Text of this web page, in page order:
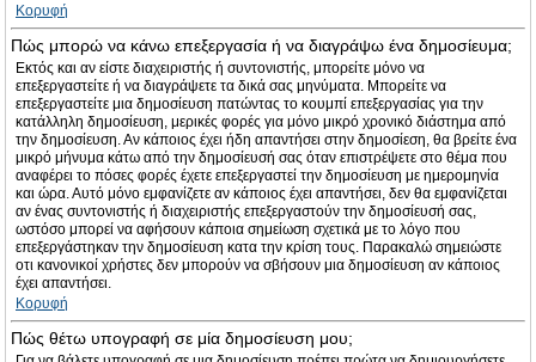
Κορυφή
Πώς μπορώ να κάνω επεξεργασία ή να διαγράψω ένα δημοσίευμα;
Εκτός και αν είστε διαχειριστής ή συντονιστής, μπορείτε μόνο να
επεξεργαστείτε ή να διαγράψετε τα δικά σας μηνύματα. Μπορείτε να
επεξεργαστείτε μια δημοσίευση πατώντας το κουμπί επεξεργασίας για την
κατάλληλη δημοσίευση, μερικές φορές για μόνο μικρό χρονικό διάστημα από
την δημοσίευση. Αν κάποιος έχει ήδη απαντήσει στην δημοσίεση, θα βρείτε ένα
μικρό μήνυμα κάτω από την δημοσίευσή σας όταν επιστρέψετε στο θέμα που
αναφέρει το πόσες φορές έχετε επεξεργαστεί την δημοσίευση με ημερομηνία
και ώρα. Αυτό μόνο εμφανίζετε αν κάποιος έχει απαντήσει, δεν θα εμφανίζεται
αν ένας συντονιστής ή διαχειριστής επεξεργαστούν την δημοσίευσή σας,
ωστόσο μπορεί να αφήσουν κάποια σημείωση σχετικά με το λόγο που
επεξεργάστηκαν την δημοσίευση κατα την κρίση τους. Παρακαλώ σημειώστε
οτι κανονικοί χρήστες δεν μπορούν να σβήσουν μια δημοσίευση αν κάποιος
έχει απαντήσει.
Κορυφή
Πώς θέτω υπογραφή σε μία δημοσίευση μου;